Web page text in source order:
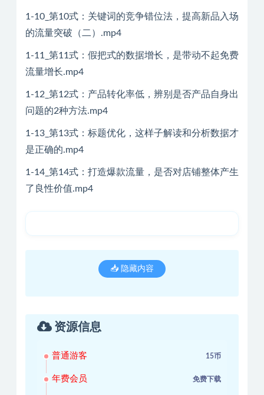
1-10_第10式：关键词的竞争错位法，提高新品入场
的流量突破（二）.mp4
1-11_第11式：假把式的数据增长，是带动不起免费
流量增长.mp4
1-12_第12式：产品转化率低，辨别是否产品自身出
问题的2种方法.mp4
1-13_第13式：标题优化，这样子解读和分析数据才
是正确的.mp4
1-14_第14式：打造爆款流量，是否对店铺整体产生
了良性价值.mp4
📥 隐藏内容
资源信息
普通游客 15币
年费会员 免费下载